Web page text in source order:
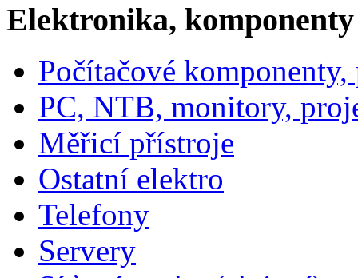
Elektronika, komponenty
Počítačové
PC, NTB, monitory,
Měřicí přístroje
Ostatní elektro
Telefony
Servery